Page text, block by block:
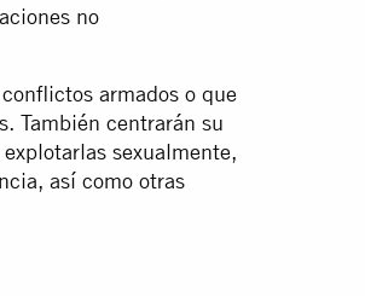
no
armados o que
También centrarán su
sexualmente,
así como otras